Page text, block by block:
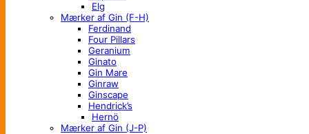
Elg
Mærker af Gin (F-H)
Ferdinand
Four Pillars
Geranium
Ginato
Gin Mare
Ginraw
Ginscape
Hendrick’s
Hernö
Mærker af Gin (J-P)